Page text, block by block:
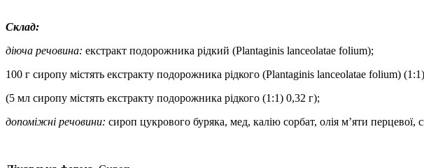
Склад:
діюча речовина: екстракт подорожника рідкий (Plantaginis lanceolatae folium);
100 г сиропу містять екстракту подорожника рідкого (Plantaginis lanceolatae folium)
(5 мл сиропу містять екстракту подорожника рідкого (1:1) 0,32 г);
допоміжні речовини: сироп цукрового буряка, мед, калію сорбат, олія м’яти